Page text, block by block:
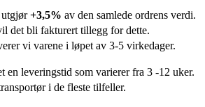
utgjør+3,5% av den samlede ordrens verdi.
det bli fakturert tillegg for dette.
vi varene i løpet av 3-5 virkedager.
en leveringstid som varierer fra 3 -12 uker.
i de fleste tilfeller.